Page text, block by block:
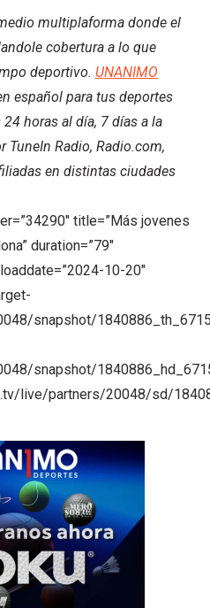
multiplaforma donde el
cobertura a lo que
deportivo. UNANIMO
español para tus deportes
horas al día, 7 días a la
TuneIn Radio, Radio.com,
en distintas ciudades
title=”Más jovenes
duration=”79″
10-20″
snapshot/
snapshot/
live/partners/20048/sd/